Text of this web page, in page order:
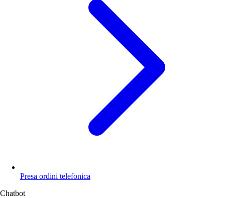
Presa ordini telefonica
Chatbot